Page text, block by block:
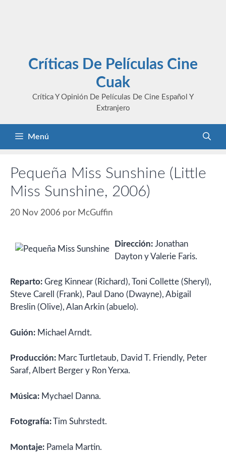
Críticas De Películas Cine
Cuak
Crítica Y Opinión De Películas De Cine Español Y
Extranjero
Menú
Pequeña Miss Sunshine (Little
Miss Sunshine, 2006)
20 Nov 2006 por McGuffin
Dirección: Jonathan
Dayton y Valerie Faris.
Reparto: Greg Kinnear (Richard), Toni Collette (Sheryl),
Steve Carell (Frank), Paul Dano (Dwayne), Abigail
Breslin (Olive), Alan Arkin (abuelo).
Guión: Michael Arndt.
Producción: Marc Turtletaub, David T. Friendly, Peter
Saraf, Albert Berger y Ron Yerxa.
Música: Mychael Danna.
Fotografía:Tim Suhrstedt.
Montaje: Pamela Martin.